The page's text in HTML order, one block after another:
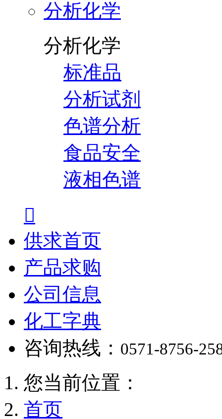
分析化学
分析化学
标准品
分析试剂
色谱分析
食品安全
液相色谱

供求首页
产品求购
公司信息
化工字典
咨询热线： 0571-8756-
您当前位置：
首页